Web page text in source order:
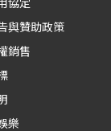
與贊助政策
銷售
樂